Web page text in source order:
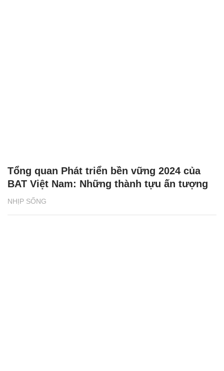
NHỊP SỐNG
Tổng quan Phát triển bền vững 2024 của
BAT Việt Nam: Những thành tựu ấn tượng